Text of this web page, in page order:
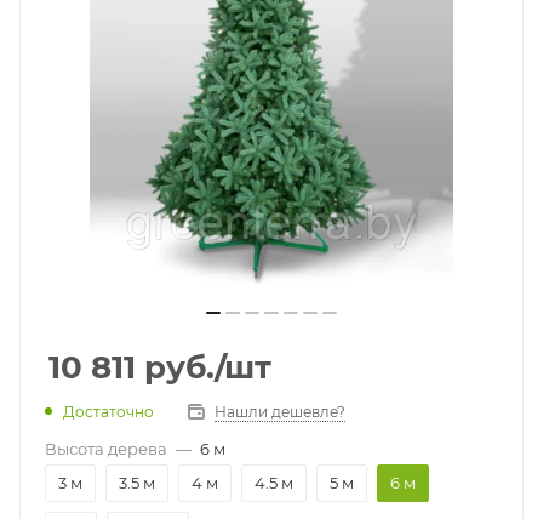
10 811 руб./шт
Достаточно Нашли дешевле?
Высота дерева — 6 м
3 м
3.5 м 4 м 4.5 м 5 м 6 м